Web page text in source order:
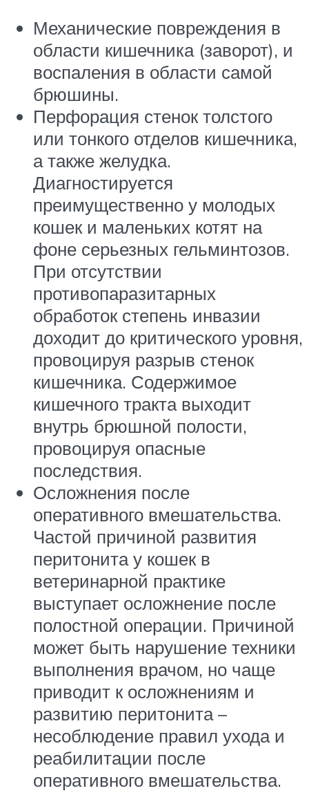
Механические повреждения в
области кишечника (заворот), и
воспаления в области самой
брюшины.
Перфорация стенок толстого
или тонкого отделов кишечника,
а также желудка.
Диагностируется
преимущественно у молодых
кошек и маленьких котят на
фоне серьезных гельминтозов.
При отсутствии
противопаразитарных
обработок степень инвазии
доходит до критического уровня,
провоцируя разрыв стенок
кишечника. Содержимое
кишечного тракта выходит
внутрь брюшной полости,
провоцируя опасные
последствия.
Осложнения после
оперативного вмешательства.
Частой причиной развития
перитонита у кошек в
ветеринарной практике
выступает осложнение после
полостной операции. Причиной
может быть нарушение техники
выполнения врачом, но чаще
приводит к осложнениям и
развитию перитонита –
несоблюдение правил ухода и
реабилитации после
оперативного вмешательства.